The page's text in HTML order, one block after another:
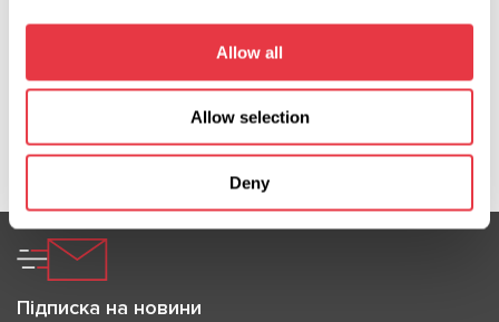
Allow all
Allow selection
Deny
Показати більше
Підписка на новини